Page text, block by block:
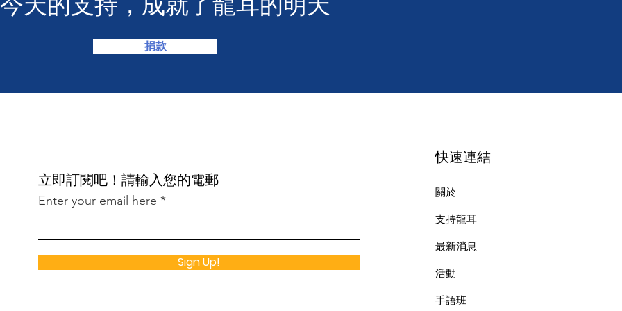
捐款
​立即訂閱吧！請輸入您的電郵
Enter your email here
Sign Up!
快速連結
關於
支持龍耳
最新消息
​活動
手語班